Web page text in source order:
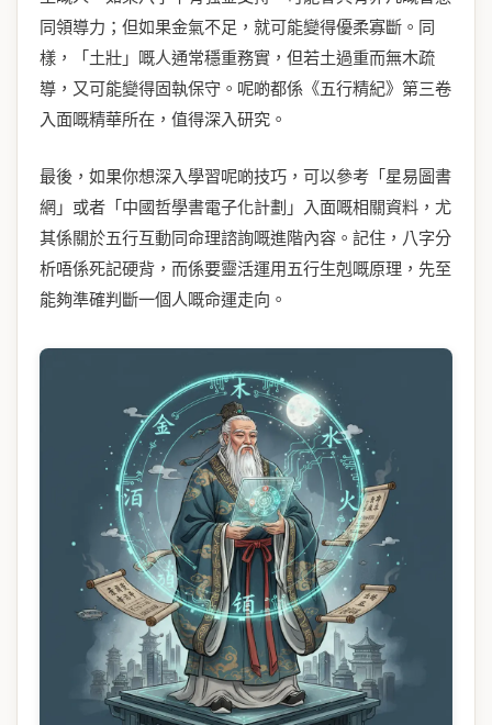
同領導力；但如果金氣不足，就可能變得優柔寡斷。同
樣，「土壯」嘅人通常穩重務實，但若土過重而無木疏
導，又可能變得固執保守。呢啲都係《五行精紀》第三卷
入面嘅精華所在，值得深入研究。
最後，如果你想深入學習呢啲技巧，可以參考「星易圖書
網」或者「中國哲學書電子化計劃」入面嘅相關資料，尤
其係關於五行互動同命理諮詢嘅進階內容。記住，八字分
析唔係死記硬背，而係要靈活運用五行生剋嘅原理，先至
能夠準確判斷一個人嘅命運走向。